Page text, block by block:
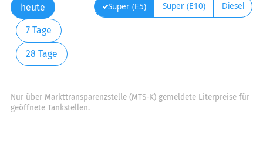
heute
7 Tage
28 Tage
Super (E5) Super (E10) Diesel
Nur über Markttransparenzstelle (MTS-K) gemeldete Literpreise für
geöffnete Tankstellen.